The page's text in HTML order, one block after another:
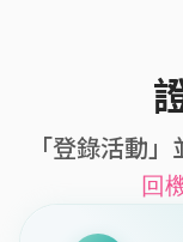
「登錄活動
回